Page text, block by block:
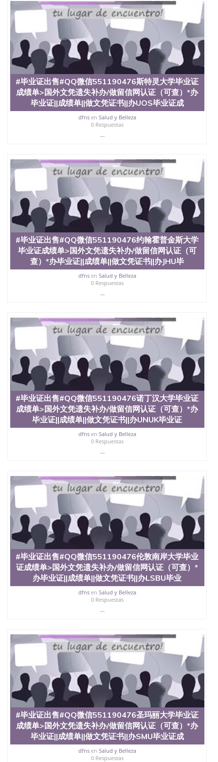
University）圣何塞州立大学结业证（San Jose State
University）圣何塞州立大学结业证（San Jose State
University）圣何塞州立大学学位证（San Jose State
University）圣何塞州立大学学位证（San Jose State
University）圣何塞州立大学学历证书（San Jose
State University）圣何塞州立大学学历证书（San
Jose State University）圣何塞州立大学学历证书
（San Jose State University）澳洲读书未毕业找人做
文凭学位qq微信551190476澳洲读CQU中央昆士兰大
学学历 绩单购买学位证书/澳洲读本科硕士做文凭/购
买澳洲大学毕业证成绩单假文凭学历
offieUniversityofSouthernQueensland 澳洲读书未毕
业找人做文凭学位qq微信551190476澳洲读CQU中央
昆士兰大学学历成绩单购买学位证书/澳洲读本科硕
士做文凭/购买澳洲大学毕业证成绩单假文凭学历#毕
业证||成绩单||做文凭证书||办UBT毕业证成绩单学历
认证University of Brigh
#毕业证出售#QQ微信551190476斯特灵大学毕业证
成绩单>国外文凭遗失补办/做留信网认证（可查）*办
毕业证||成绩单||做文凭证书||办UOS毕业证成
dfnsen Salud y Belleza
0 Respuestas
...
#毕业证出售#QQ微信551190476约翰霍普金斯大学
毕业证成绩单>国外文凭遗失补办/做留信网认证（可
查）*办毕业证||成绩单||做文凭证书||办JHU毕
dfnsen Salud y Belleza
0 Respuestas
...
#毕业证出售#QQ微信551190476诺丁汉大学毕业证
成绩单>国外文凭遗失补办/做留信网认证（可查）*办
毕业证||成绩单||做文凭证书||办UNUK毕业证
dfnsen Salud y Belleza
0 Respuestas
...
#毕业证出售#QQ微信551190476伦敦南岸大学毕业
证成绩单>国外文凭遗失补办/做留信网认证（可查）*
办毕业证||成绩单||做文凭证书||办LSBU毕业
dfnsen Salud y Belleza
0 Respuestas
...
#毕业证出售#QQ微信551190476圣玛丽大学毕业证
成绩单>国外文凭遗失补办/做留信网认证（可查）*办
毕业证||成绩单||做文凭证书||办SMU毕业证成
dfnsen Salud y Belleza
0 Respuestas